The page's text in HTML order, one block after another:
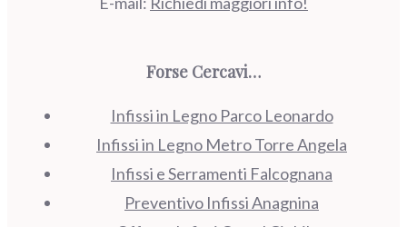
Forse Cercavi…
Infissi in Legno Parco Leonardo
Infissi in Legno Metro Torre Angela
Infissi e Serramenti Falcognana
Preventivo Infissi Anagnina